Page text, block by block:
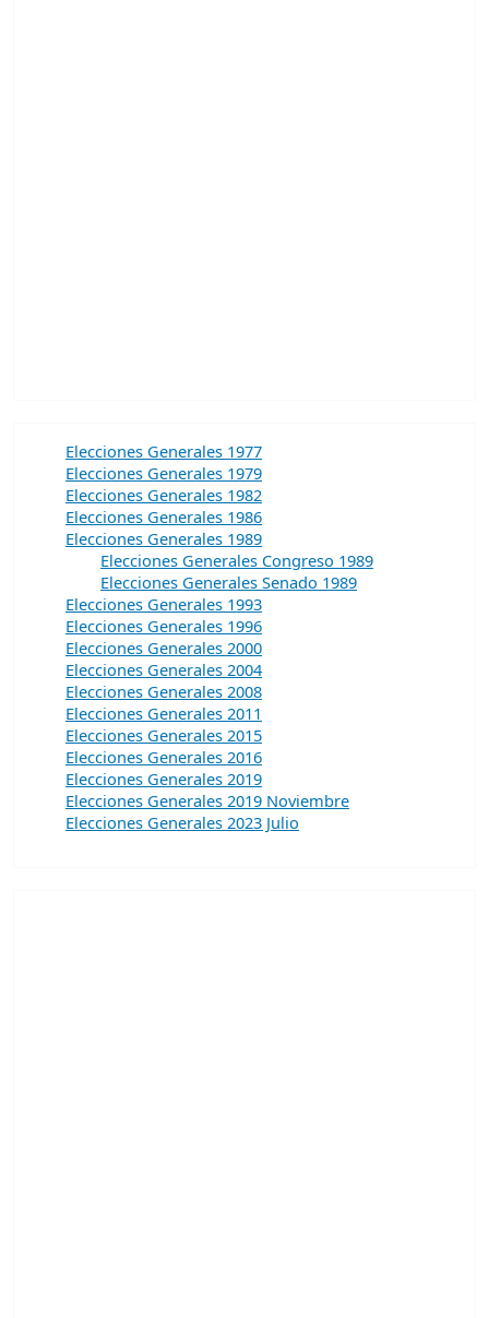
Elecciones Generales 1977
Elecciones Generales 1979
Elecciones Generales 1982
Elecciones Generales 1986
Elecciones Generales 1989
Elecciones Generales Congreso 1989
Elecciones Generales Senado 1989
Elecciones Generales 1993
Elecciones Generales 1996
Elecciones Generales 2000
Elecciones Generales 2004
Elecciones Generales 2008
Elecciones Generales 2011
Elecciones Generales 2015
Elecciones Generales 2016
Elecciones Generales 2019
Elecciones Generales 2019 Noviembre
Elecciones Generales 2023 Julio